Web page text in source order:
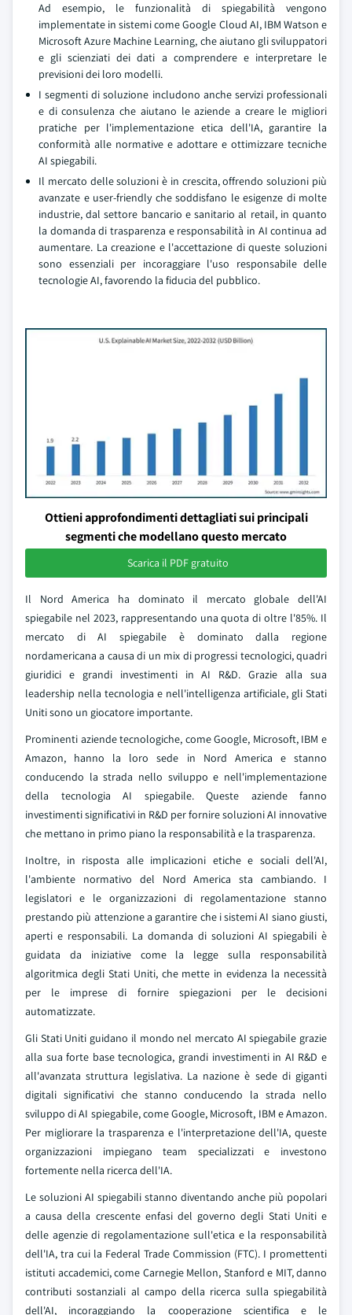
Ad esempio, le funzionalità di spiegabilità vengono
implementate in sistemi come Google Cloud AI, IBM Watson e
Microsoft Azure Machine Learning, che aiutano gli sviluppatori
e gli scienziati dei dati a comprendere e interpretare le
previsioni dei loro modelli.
I segmenti di soluzione includono anche servizi professionali
e di consulenza che aiutano le aziende a creare le migliori
pratiche per l'implementazione etica dell'IA, garantire la
conformità alle normative e adottare e ottimizzare tecniche
AI spiegabili.
Il mercato delle soluzioni è in crescita, offrendo soluzioni più
avanzate e user-friendly che soddisfano le esigenze di molte
industrie, dal settore bancario e sanitario al retail, in quanto
la domanda di trasparenza e responsabilità in AI continua ad
aumentare. La creazione e l'accettazione di queste soluzioni
sono essenziali per incoraggiare l'uso responsabile delle
tecnologie AI, favorendo la fiducia del pubblico.
Ottieni approfondimenti dettagliati sui principali
segmenti che modellano questo mercato
Scarica il PDF gratuito
Il Nord America ha dominato il mercato globale dell'AI
spiegabile nel 2023, rappresentando una quota di oltre l'85%. Il
mercato di AI spiegabile è dominato dalla regione
nordamericana a causa di un mix di progressi tecnologici, quadri
giuridici e grandi investimenti in AI R&D. Grazie alla sua
leadership nella tecnologia e nell'intelligenza artificiale, gli Stati
Uniti sono un giocatore importante.
Prominenti aziende tecnologiche, come Google, Microsoft, IBM e
Amazon, hanno la loro sede in Nord America e stanno
conducendo la strada nello sviluppo e nell'implementazione
della tecnologia AI spiegabile. Queste aziende fanno
investimenti significativi in R&D per fornire soluzioni AI innovative
che mettano in primo piano la responsabilità e la trasparenza.
Inoltre, in risposta alle implicazioni etiche e sociali dell'AI,
l'ambiente normativo del Nord America sta cambiando. I
legislatori e le organizzazioni di regolamentazione stanno
prestando più attenzione a garantire che i sistemi AI siano giusti,
aperti e responsabili. La domanda di soluzioni AI spiegabili è
guidata da iniziative come la legge sulla responsabilità
algoritmica degli Stati Uniti, che mette in evidenza la necessità
per le imprese di fornire spiegazioni per le decisioni
automatizzate.
Gli Stati Uniti guidano il mondo nel mercato AI spiegabile grazie
alla sua forte base tecnologica, grandi investimenti in AI R&D e
all'avanzata struttura legislativa. La nazione è sede di giganti
digitali significativi che stanno conducendo la strada nello
sviluppo di AI spiegabile, come Google, Microsoft, IBM e Amazon.
Per migliorare la trasparenza e l'interpretazione dell'IA, queste
organizzazioni impiegano team specializzati e investono
fortemente nella ricerca dell'IA.
Le soluzioni AI spiegabili stanno diventando anche più popolari
a causa della crescente enfasi del governo degli Stati Uniti e
delle agenzie di regolamentazione sull'etica e la responsabilità
dell'IA, tra cui la Federal Trade Commission (FTC). I promettenti
istituti accademici, come Carnegie Mellon, Stanford e MIT, danno
contributi sostanziali al campo della ricerca sulla spiegabilità
dell'AI, incoraggiando la cooperazione scientifica e le